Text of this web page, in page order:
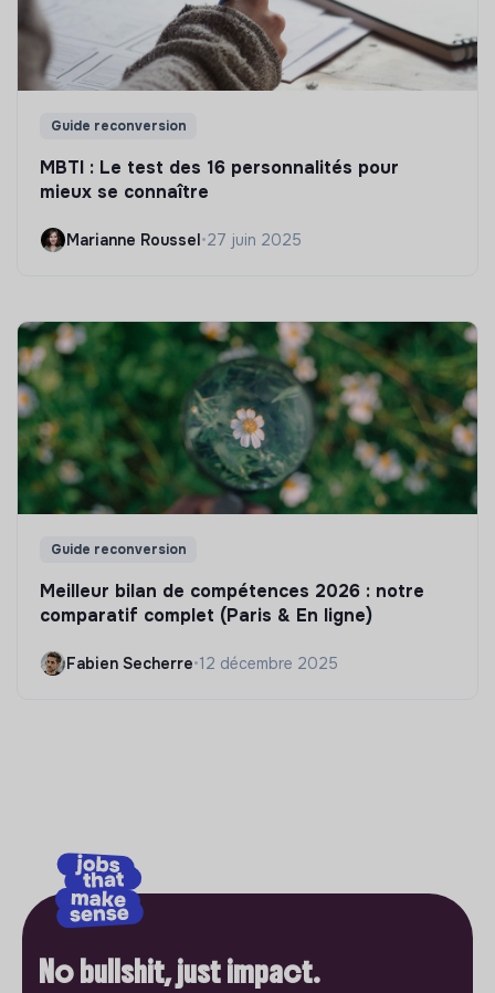
Guide reconversion
MBTI : Le test des 16 personnalités pour
mieux se connaître
Marianne Roussel•27 juin 2025
Guide reconversion
Meilleur bilan de compétences 2026 : notre
comparatif complet (Paris & En ligne)
Fabien Secherre•12 décembre 2025
No bullshit, just impact.